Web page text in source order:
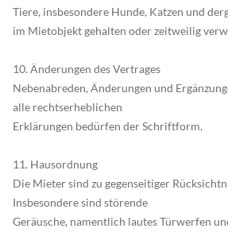
Tiere, insbesondere Hunde, Katzen und
im Mietobjekt gehalten oder zeitweilig
10. Änderungen des Vertrages
Nebenabreden, Änderungen und
alle rechtserheblichen
Erklärungen bedürfen der Schriftform.
11. Hausordnung
Die Mieter sind zu gegenseitiger
Insbesondere sind störende
Geräusche, namentlich lautes Türwerfen